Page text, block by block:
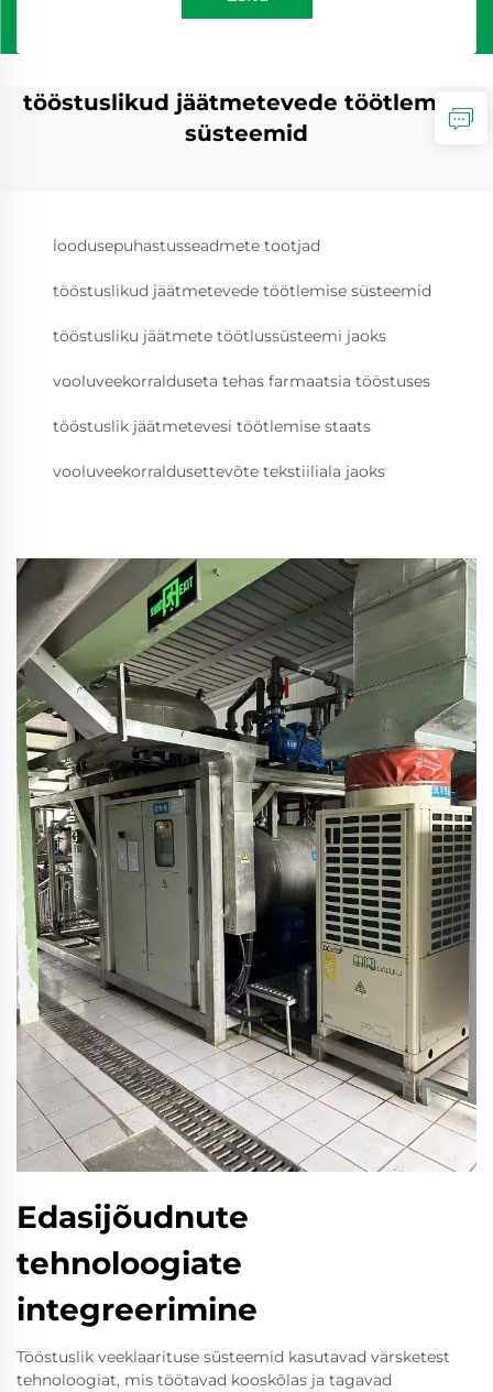
tööstuslikud jäätmetevede töötlemise
süsteemid
loodusepuhastusseadmete tootjad
tööstuslikud jäätmetevede töötlemise süsteemid
tööstusliku jäätmete töötlussüsteemi jaoks
vooluveekorralduseta tehas farmaatsia tööstuses
tööstuslik jäätmetevesi töötlemise staats
vooluveekorraldusettevõte tekstiiliala jaoks
Edasijõudnute
tehnoloogiate
integreerimine
Tööstuslik veeklaarituse süsteemid kasutavad värsketest
tehnoloogiat, mis töötavad kooskõlas ja tagavad